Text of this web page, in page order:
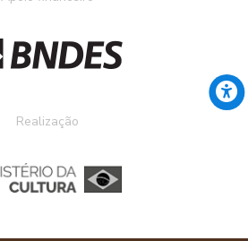
Realização